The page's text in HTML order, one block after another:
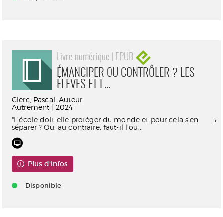
Livre numérique | EPUB
ÉMANCIPER OU CONTRÔLER ? LES
ÉLÈVES ET L...
Clerc, Pascal. Auteur
Autrement | 2024
"L’école doit-elle protéger du monde et pour cela s’en
séparer ? Ou, au contraire, faut-il l’ou...
Plus d'infos
Disponible